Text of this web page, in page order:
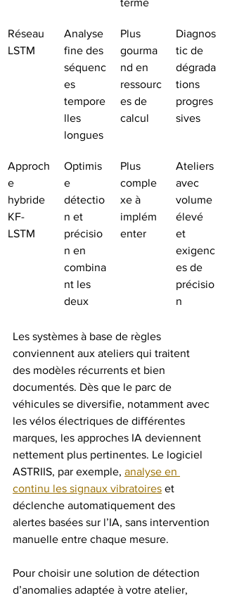
terme
Réseau
LSTM
Analyse
fine des
séquenc
es
tempore
lles
longues
Plus
gourma
nd en
ressourc
es de
calcul
Diagnos
tic de
dégrada
tions
progres
sives
Approch
e
hybride
KF-
LSTM
Optimis
e
détectio
n et
précisio
n en
combina
nt les
deux
Plus
comple
xe à
implém
enter
Ateliers
avec
volume
élevé
et
exigenc
es de
précisio
n
Les systèmes à base de règles
conviennent aux ateliers qui traitent
des modèles récurrents et bien
documentés. Dès que le parc de
véhicules se diversifie, notamment avec
les vélos électriques de différentes
marques, les approches IA deviennent
nettement plus pertinentes. Le logiciel
ASTRIIS, par exemple, analyse en
continu les signaux vibratoires et
déclenche automatiquement des
alertes basées sur l’IA, sans intervention
manuelle entre chaque mesure.
Pour choisir une solution de détection
d’anomalies adaptée à votre atelier,